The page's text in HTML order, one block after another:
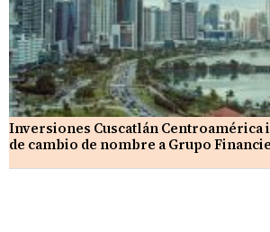
Inversiones Cuscatlán Centroamérica
de cambio de nombre a Grupo